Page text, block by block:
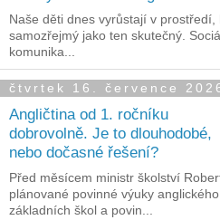
Naše děti dnes vyrůstají v
samozřejmý jako ten skutečný.
komunika...
čtvrtek 16. července
Angličtina od 1. ročníku
dobrovolně. Je to dlouhodobé,
nebo dočasné řešení?
Před měsícem ministr školství
plánované povinné výuky
základních škol a povin...